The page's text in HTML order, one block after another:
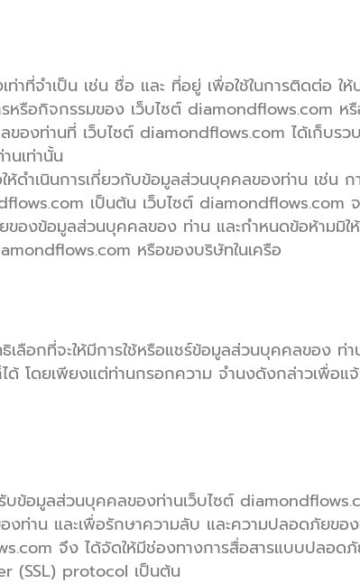
าที่จำเป็น เช่น ชื่อ และ ที่อยู่ เพื่อใช้ในการติดต่อ ใ
รือกิจกรรมของ เว็บไซต์ diamondflows.com หรื
องท่านที่ เว็บไซต์ diamondflows.com ได้เก็บรว
นเท่านั้น
ดำเนินการเกี่ยวกับข้อมูลส่วนบุคคลของท่าน เช่น
เป็นต้น เว็บไซต์ diamondflows.com จ
องข้อมูลส่วนบุคคลของ ท่าน และกำหนดข้อห้ามมิใ
หรือของบริษัทในเครือ
เลือกที่จะให้มีการใช้หรือแชร์ข้อมูลส่วนบุคคลของ ท่
โดยเพียงแต่ท่านกรอกความ จำนงดังกล่าวเพื่อแ
บข้อมูลส่วนบุคคลของท่านเว็บไซต์
งท่าน และเพื่อรักษาความลับ และความปลอดภัยข
จึง ได้จัดให้มีช่องทางการสื่อสารแบบปลอด
(SSL) protocol เป็นต้น